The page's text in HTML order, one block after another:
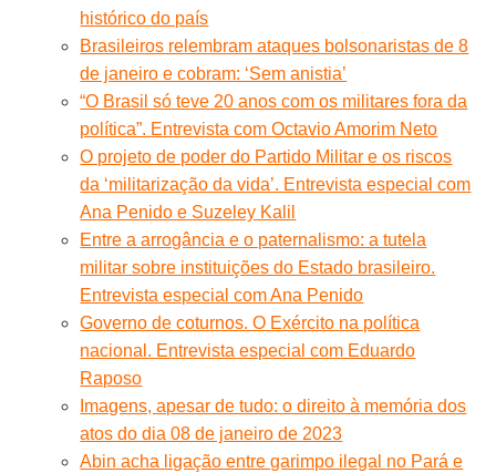
histórico do país
Brasileiros relembram ataques bolsonaristas de 8
de janeiro e cobram: ‘Sem anistia’
“O Brasil só teve 20 anos com os militares fora da
política”. Entrevista com Octavio Amorim Neto
O projeto de poder do Partido Militar e os riscos
da ‘militarização da vida’. Entrevista especial com
Ana Penido e Suzeley Kalil
Entre a arrogância e o paternalismo: a tutela
militar sobre instituições do Estado brasileiro.
Entrevista especial com Ana Penido
Governo de coturnos. O Exército na política
nacional. Entrevista especial com Eduardo
Raposo
Imagens, apesar de tudo: o direito à memória dos
atos do dia 08 de janeiro de 2023
Abin acha ligação entre garimpo ilegal no Pará e